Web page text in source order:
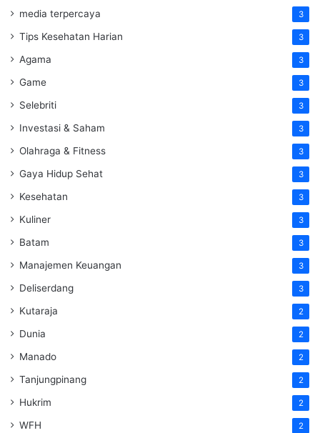
media terpercaya 3
Tips Kesehatan Harian 3
Agama 3
Game 3
Selebriti 3
Investasi & Saham 3
Olahraga & Fitness 3
Gaya Hidup Sehat 3
Kesehatan 3
Kuliner 3
Batam 3
Manajemen Keuangan 3
Deliserdang 3
Kutaraja 2
Dunia 2
Manado 2
Tanjungpinang 2
Hukrim 2
WFH 2